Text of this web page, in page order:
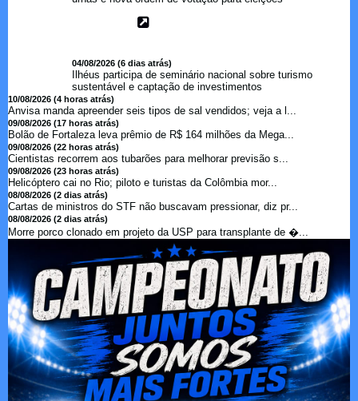
04/08/2026 (6 dias atrás)
Ilhéus participa de seminário nacional sobre turismo
sustentável e captação de investimentos
10/08/2026 (4 horas atrás)
Anvisa manda apreender seis tipos de sal vendidos; veja a l...
09/08/2026 (17 horas atrás)
Bolão de Fortaleza leva prêmio de R$ 164 milhões da Mega...
09/08/2026 (22 horas atrás)
Cientistas recorrem aos tubarões para melhorar previsão s...
09/08/2026 (23 horas atrás)
Helicóptero cai no Rio; piloto e turistas da Colômbia mor...
08/08/2026 (2 dias atrás)
Cartas de ministros do STF não buscavam pressionar, diz pr...
08/08/2026 (2 dias atrás)
Morre porco clonado em projeto da USP para transplante de �...